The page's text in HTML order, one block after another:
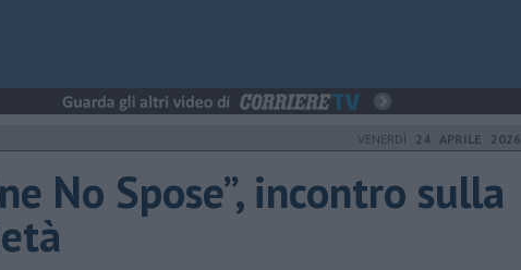
VENERDÌ 24 APRILE 2026
No Spose”, incontro sulla